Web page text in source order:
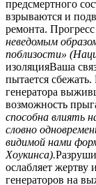
предсмертного
взрываются и
ремонта.
неведомым
поблизости»
изоляцияВаша
пытается
генератора
возможность
способна влиять
словно
видимой нами
Хоукинса).
ослабляет жертву
генераторов на